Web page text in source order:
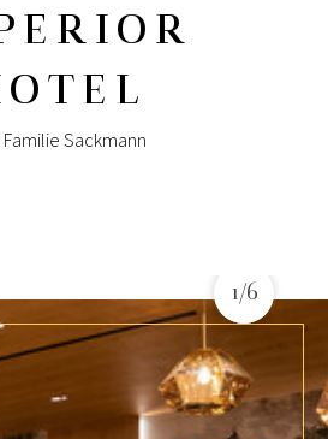
Sackmann
1/6
1/6